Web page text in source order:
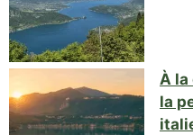
À la
la